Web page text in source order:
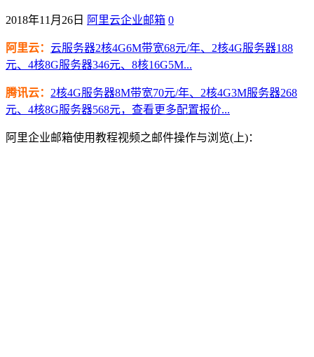
2018年11月26日 阿里云企业邮箱 0
阿里云： 云服务器2核4G6M带宽68元/年、2核4G服务器188
元、4核8G服务器346元、8核16G5M...
腾讯云： 2核4G服务器8M带宽70元/年、2核4G3M服务器268
元、4核8G服务器568元，查看更多配置报价...
阿里企业邮箱使用教程视频之邮件操作与浏览(上)：